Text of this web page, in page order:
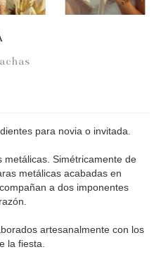
para novia o invitada.
metálicas. Simétricamente de
metálicas acabadas en
a dos imponentes
artesanalmente con los
la fiesta.